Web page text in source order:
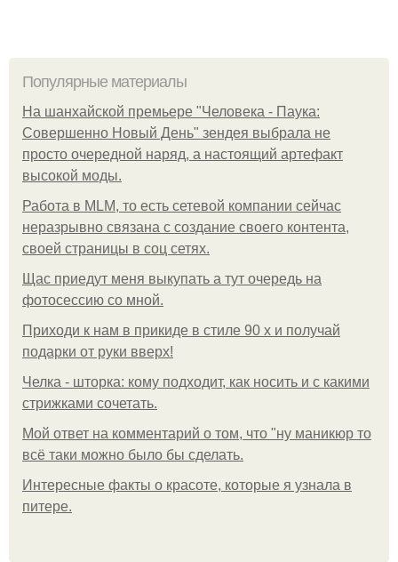
Популярные материалы
На шанхайской премьере "Человека - Паука:
Совершенно Новый День" зендея выбрала не
просто очередной наряд, а настоящий артефакт
высокой моды.
Работа в MLM, то есть сетевой компании сейчас
неразрывно связана с создание своего контента,
своей страницы в соц сетях.
Щас приедут меня выкупать а тут очередь на
фотосессию со мной.
Приходи к нам в прикиде в стиле 90 х и получай
подарки от руки вверх!
Челка - шторка: кому подходит, как носить и с какими
стрижками сочетать.
Мой ответ на комментарий о том, что "ну маникюр то
всё таки можно было бы сделать.
Интересные факты о красоте, которые я узнала в
питере.